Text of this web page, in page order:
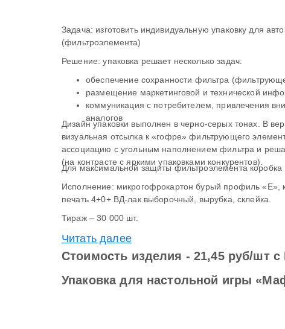
Задача: изготовить индивидуальную упаковку для
(фильтроэлемента)
Решение: упаковка решает несколько задач:
обеспечение сохранности фильтра
размещение маркетинговой и технической
коммуникация с потребителем, привлечения
аналогов
Дизайн упаковки выполнен в черно-серых тонах. В
визуальная отсылка к «гофре» фильтрующего
ассоциацию с угольным наполнением фильтра и
(на контрасте с яркими упаковками конкурентов).
Для максимальной защиты фильтроэлемента
Исполнение: микрогофрокартон бурый профиль «Е»,
печать 4+0+ ВД-лак выборочный, вырубка, склейка.
Тираж – 30 000 шт.
Читать далее
Стоимость изделия - 21,45 руб/шт
Упаковка для настольной игры